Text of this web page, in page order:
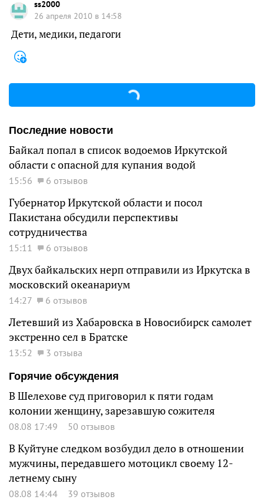
ss2000
26 апреля 2010 в 14:58
Дети, медики, педагоги
Последние новости
Байкал попал в список водоемов Иркутской
области с опасной для купания водой
15:56 6 отзывов
Губернатор Иркутской области и посол
Пакистана обсудили перспективы
сотрудничества
15:11 6 отзывов
Двух байкальских нерп отправили из Иркутска в
московский океанариум
14:27 6 отзывов
Летевший из Хабаровска в Новосибирск самолет
экстренно сел в Братске
13:52
3 отзыва
Горячие обсуждения
В Шелехове суд приговорил к пяти годам
колонии женщину, зарезавшую сожителя
08.08 17:49 50 отзывов
В Куйтуне следком возбудил дело в отношении
мужчины, передавшего мотоцикл своему 12-
летнему сыну
08.08 14:44 39 отзывов